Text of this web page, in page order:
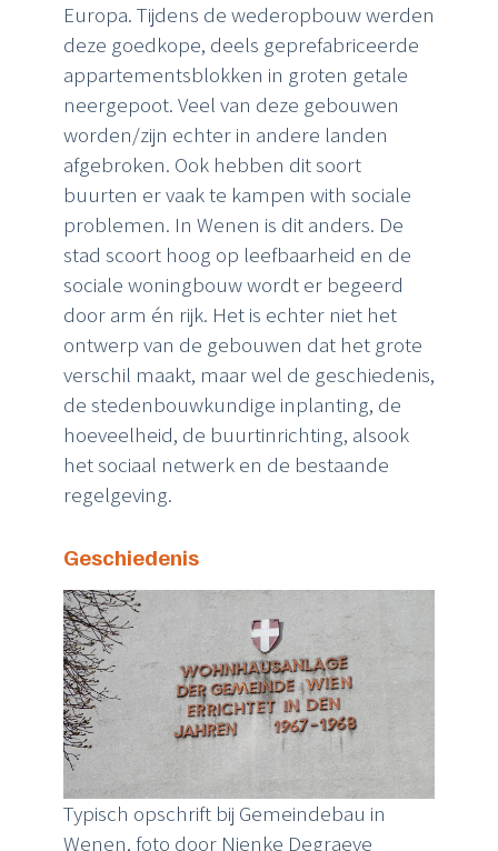
Europa. Tijdens de wederopbouw werden
deze goedkope, deels geprefabriceerde
appartementsblokken in groten getale
neergepoot. Veel van deze gebouwen
worden/zijn echter in andere landen
afgebroken. Ook hebben dit soort
buurten er vaakte kampen with sociale
problemen. In Wenen is dit anders. De
stad scoort hoog op leefbaarheid en de
sociale woningbouw wordterbegeerd
door arm én rijk. Het is echter niet het
ontwerp van de gebouwen dat het grote
verschil maakt, maar wel de geschiedenis,
de stedenbouwkundige inplanting, de
hoeveelheid, de buurtinrichting, alsook
het sociaal netwerk en de bestaande
regelgeving.
Geschiedenis
Typisch opschrift bij Gemeindebau in
Wenen, foto door Nienke Degraeve